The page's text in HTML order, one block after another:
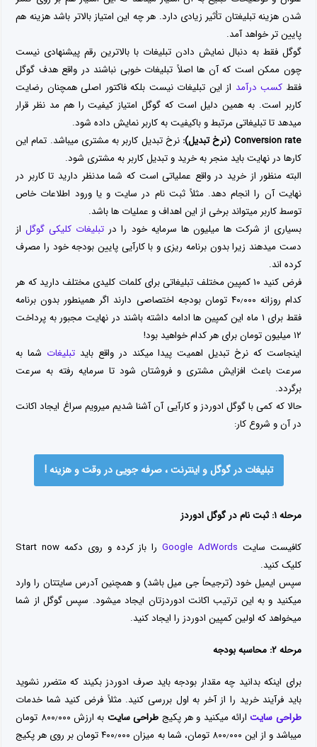
شدن هزینه تبلیغتان تأثیر زیادی دارد. هر چه این امتیاز بالاتر باشد هزینه هم
پایین تر خواهد آمد.
گوگل فقط به دنبال نمایش دادن تبلیغات با بالاترین رقم پیشنهادی نیست
چون ممکن است که آن ها اصلاً تبلیغات خوبی نباشند در واقع هدف گوگل
فقط کسب درآمد از این تبلیغات نیست بلکه فاکتور اصلی همچنان رضایت
کاربر است. به همین دلیل است که گوگل امتیاز کیفیت را هم مد نظر قرار
میدهد تا تبلیغاتی مرتبط و باکیفیت به کاربر نمایش داده شود.
Conversion rate (نرخ تبدیل):
نرخ تبدیل کاربر به مشتری میباشد. تمام این
کارها در نهایت باید منجر به خرید و تبدیل کاربر به مشتری شود.
البته منظور از خرید در واقع عملیاتی است که شما مدنظر دارید تا کاربر در
نهایت آن را انجام دهد. مثلاً ثبت نام در سایت و یا ورود اطلاعات خاص
توسط کاربر میتواند برخی از این اهداف و عملیات ها باشد.
بسیاری از شرکت ها میلیون ها سرمایه خود را در تبلیغات کلیکی گوگلاز
دست میدهند زیرا بدون برنامه ریزی و با کارآیی پایین بودجه خود را مصرف
کرده اند.
فرض کنید ۱۰ کمپین مختلف تبلیغاتی برای کلمات کلیدی مختلف دارید که هر
کدام روزانه ۴۰٫۰۰۰ تومان بودجه اختصاصی دارند اگر همینطور بدون برنامه
فقط برای ۱ ماه این کمپین ها ادامه داشته باشند در نهایت مجبور به پرداخت
۱۲ میلیون تومان برای هر کدام خواهید بود!
اینجاست که نرخ تبدیل اهمیت پیدا میکند در واقع باید تبلیغات شما به
سرعت باعث افزایش مشتری و فروشتان شود تا سرمایه رفته به سرعت
برگردد.
حالا که کمی با گوگل ادوردز و کارآیی آن آشنا شدیم میرویم سراغ ایجاد اکانت
در آن و شروع کار:
تبلیغات در گوگل و اینترنت ، صرفه جویی در وقت و هزینه !
مرحله ۱: ثبت نام در گوگل ادوردز
کافیست سایت Google AdWords
را باز کرده و روی دکمه Start now
کلیک کنید.
سپس ایمیل خود (ترجیحاً جی میل باشد) و همچنین آدرس سایتتان را وارد
میکنید و به این ترتیب اکانت ادوردزتان ایجاد میشود. سپس گوگل از شما
میخواهد که اولین کمپین ادوردز را ایجاد کنید.
مرحله ۲: محاسبه بودجه
برای اینکه بدانید چه مقدار بودجه باید صرف ادوردز بکیند که متضرر نشوید
باید فرآیند خرید را از آخر به اول بررسی کنید. مثلاً فرض کنید شما خدمات
طراحی سایتارائه میکنید و هر پکیج طراحی سایت
به ارزش ۸۰۰٫۰۰۰ تومان
میباشد و از این ۸۰۰٫۰۰۰ تومان، شما به میزان ۴۰۰٫۰۰۰ تومان بر روی هر پکیج